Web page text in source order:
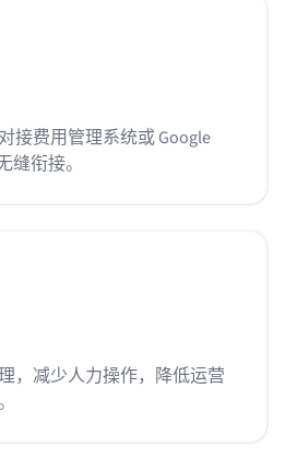
接费用管理系统或 Google
缝衔接。
，减少人力操作，降低运营